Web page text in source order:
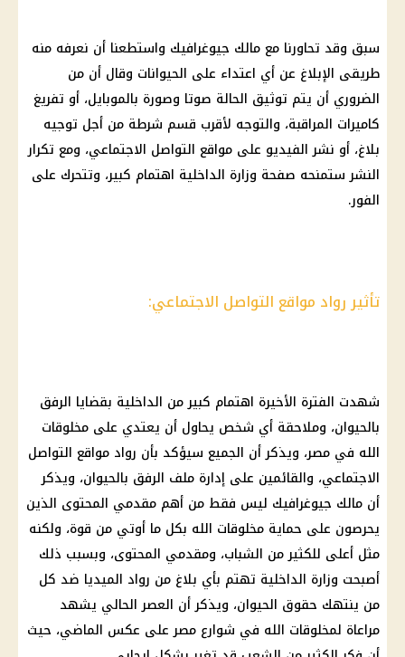
سبق وقد تحاورنا مع مالك جيوغرافيك واستطعنا أن نعرفه منه
طريقى الإبلاغ عن أي اعتداء على الحيوانات وقال أن من
الضروري أن يتم توثيق الحالة صوتا وصورة بالموبايل، أو تفريغ
كاميرات المراقبة، والتوجه لأقرب قسم شرطة من أجل توجيه
بلاغ، أو نشر الفيديو على مواقع التواصل الاجتماعي، ومع تكرار
النشر ستمنحه صفحة وزارة الداخلية اهتمام كبير، وتتحرك على
الفور.
تأثير رواد مواقع التواصل الاجتماعي:
شهدت الفترة الأخيرة اهتمام كبير من الداخلية بقضايا الرفق
بالحيوان، وملاحقة أي شخص يحاول أن يعتدي على مخلوقات
الله في مصر، ويذكر أن الجميع سيؤكد بأن رواد مواقع التواصل
الاجتماعي، والقائمين على إدارة ملف الرفق بالحيوان، ويذكر
أن مالك جيوغرافيك ليس فقط من أهم مقدمي المحتوى الذين
يحرصون على حماية مخلوقات الله بكل ما أوتي من قوة، ولكنه
مثل أعلى للكثير من الشباب، ومقدمي المحتوى، وبسبب ذلك
أصبحت وزارة الداخلية تهتم بأي بلاغ من رواد الميديا ضد كل
من ينتهك حقوق الحيوان، ويذكر أن العصر الحالي يشهد
مراعاة لمخلوقات الله في شوارع مصر على عكس الماضي، حيث